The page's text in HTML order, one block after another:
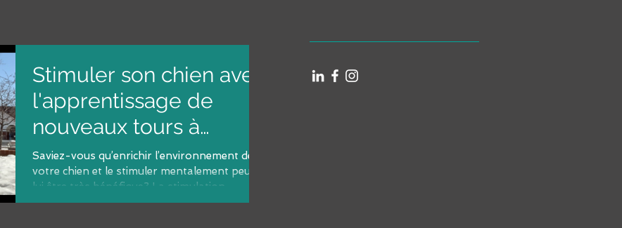
Stimuler son chien avec
l'apprentissage de
nouveaux tours à
l'extérieur
Saviez-vous qu’enrichir l’environnement de
votre chien et le stimuler mentalement peut
lui être très bénéfique? La stimulation
mentale...